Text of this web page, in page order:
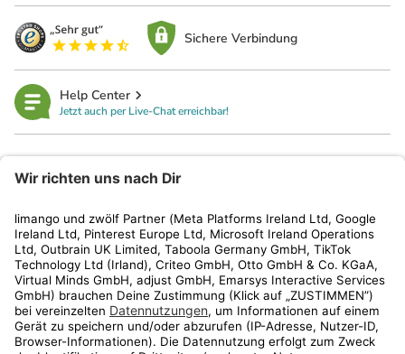
Sichere Verbindung
Help Center
Jetzt auch per Live-Chat erreichbar!
Kundenservice
Shop
Aktionen